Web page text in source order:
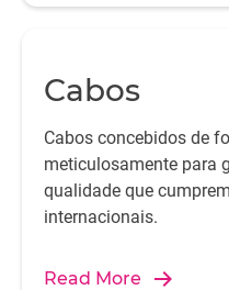
Cabos
Cabos concebidos de
meticulosamente para
qualidade que
internacionais.
Read More